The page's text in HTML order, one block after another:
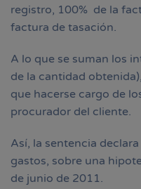
registro, 100% de la
factura de tasación.
A lo que se suman los
de la cantidad
que hacerse cargo de
procurador del cliente.
Así, la sentencia
gastos, sobre una
de junio de 2011.